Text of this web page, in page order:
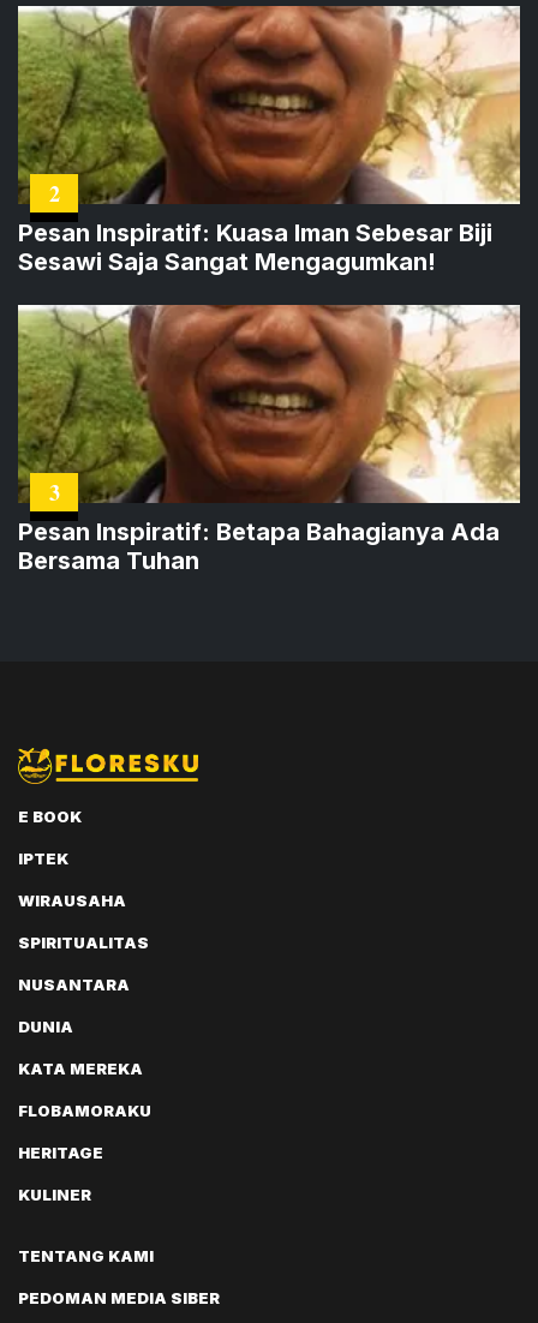
2
Pesan Inspiratif: Kuasa Iman Sebesar Biji
Sesawi Saja Sangat Mengagumkan!
3
Pesan Inspiratif: Betapa Bahagianya Ada
Bersama Tuhan
E BOOK
IPTEK
WIRAUSAHA
SPIRITUALITAS
NUSANTARA
DUNIA
KATA MEREKA
FLOBAMORAKU
HERITAGE
KULINER
TENTANG KAMI
PEDOMAN MEDIA SIBER